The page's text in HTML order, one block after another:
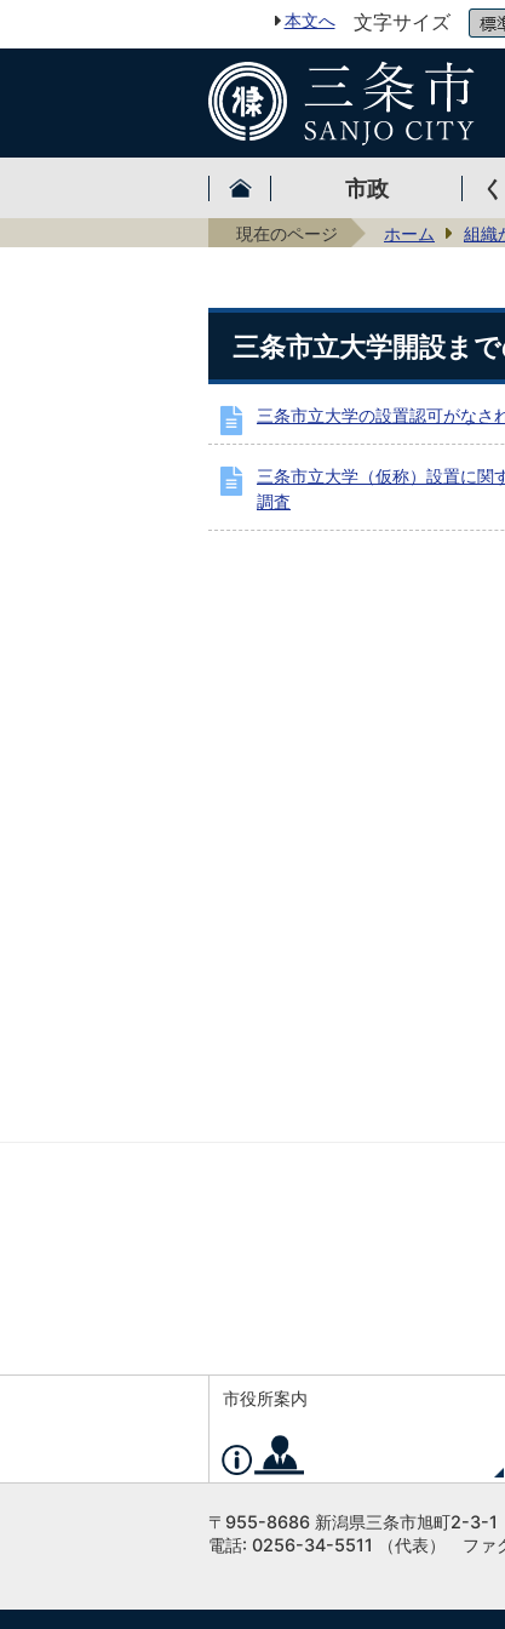
本文へ 文字サイズ
市政
現在のページ ホーム 組織
三条市立大学開設ま
三条市立大学の設置認可がなさ
三条市立大学（仮称）設置に関
調査
市役所案内
〒955-8686 新潟県三条市旭町2-3-1
電話: 0256-34-5511 （代表） ファ